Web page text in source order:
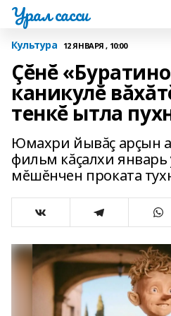
Урал сасси
Культура 12 ЯНВАРЯ , 10:00
Çĕнĕ
каникулĕ
тенкĕ ытла
Юмахри йывăç арçын
фильм кăçалхи январь
мĕшĕнчен проката